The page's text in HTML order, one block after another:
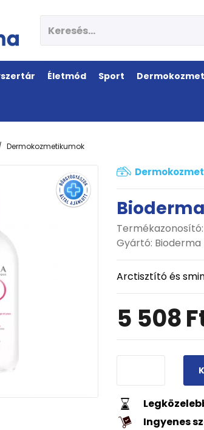
Életmód Sport
Dermokozmetikumok
Termékazonosító:
Gyártó: Bioderma
Arctisztító és
5 508
Ingyenes